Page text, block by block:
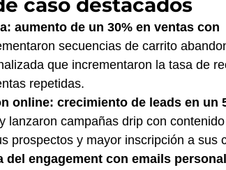
caso destacados
aumento de un 30% en ventas con
secuencias de carrito
que incrementaron la tasa de
repetidas.
online: crecimiento de leads en un
lanzaron campañas drip con
prospectos y mayor inscripción a sus
del engagement con emails